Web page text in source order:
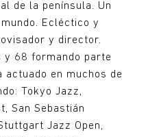
de la península. Un
Ecléctico y
y director.
y 68 formando parte
en muchos de
Tokyo Jazz,
San Sebastián
Jazz Open,